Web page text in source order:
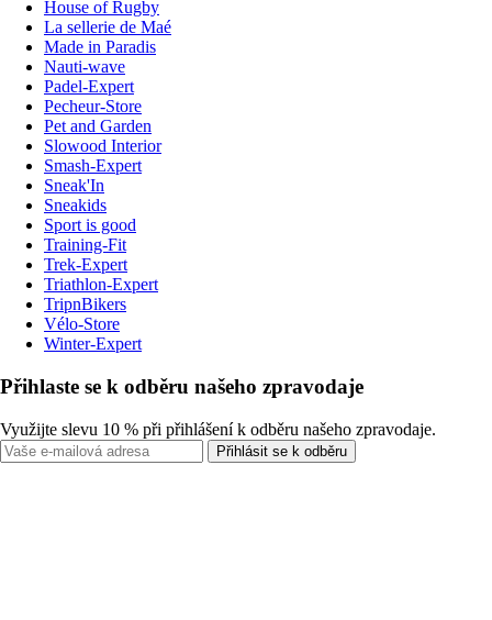
House of Rugby
La sellerie de Maé
Made in Paradis
Nauti-wave
Padel-Expert
Pecheur-Store
Pet and Garden
Slowood Interior
Smash-Expert
Sneak'In
Sneakids
Sport is good
Training-Fit
Trek-Expert
Triathlon-Expert
TripnBikers
Vélo-Store
Winter-Expert
Přihlaste se k odběru našeho zpravodaje
Využijte slevu 10 % při přihlášení k odběru našeho zpravodaje.
Přihlásit se k odběru